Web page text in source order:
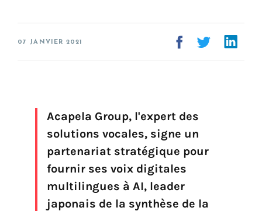
Création de voix
Préservation de la voix (My-Own-Voice)
Production audio on line (Pro)
Production audio Desktop (Pro)
Voix pour Chromebooks (usage personnel)
Voix pour Google Play (usage personnel)
Voix pour lecteur d'écran NVDA (usage personnel)
FAQ
07 JANVIER 2021
Acapela Group, l'expert des
solutions vocales, signe un
partenariat stratégique pour
fournir ses voix digitales
multilingues à AI, leader
japonais de la synthèse de la